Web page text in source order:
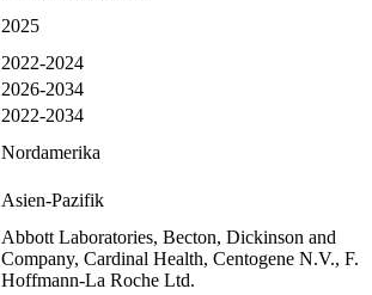
2025
2022-2024
2026-2034
2022-2034
Nordamerika
Asien-Pazifik
Abbott Laboratories, Becton, Dickinson and
Company, Cardinal Health, Centogene N.V., F.
Hoffmann-La Roche Ltd.